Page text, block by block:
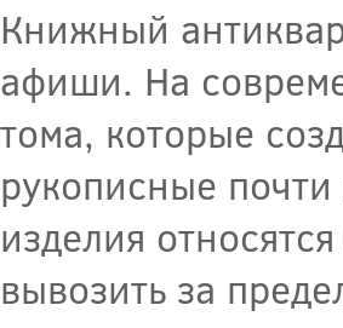
Книжный
афиши. На
тома, которые
рукописные
изделия
вывозить за